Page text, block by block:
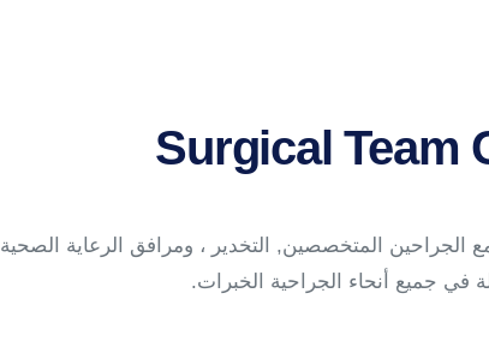
Surgical Team
الجراحين المتخصصين, التخدير ، ومرافق الرعاية الصحية
في جميع أنحاء الجراحية الخبرات.